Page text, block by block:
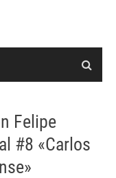
Felipe
#8 «Carlos